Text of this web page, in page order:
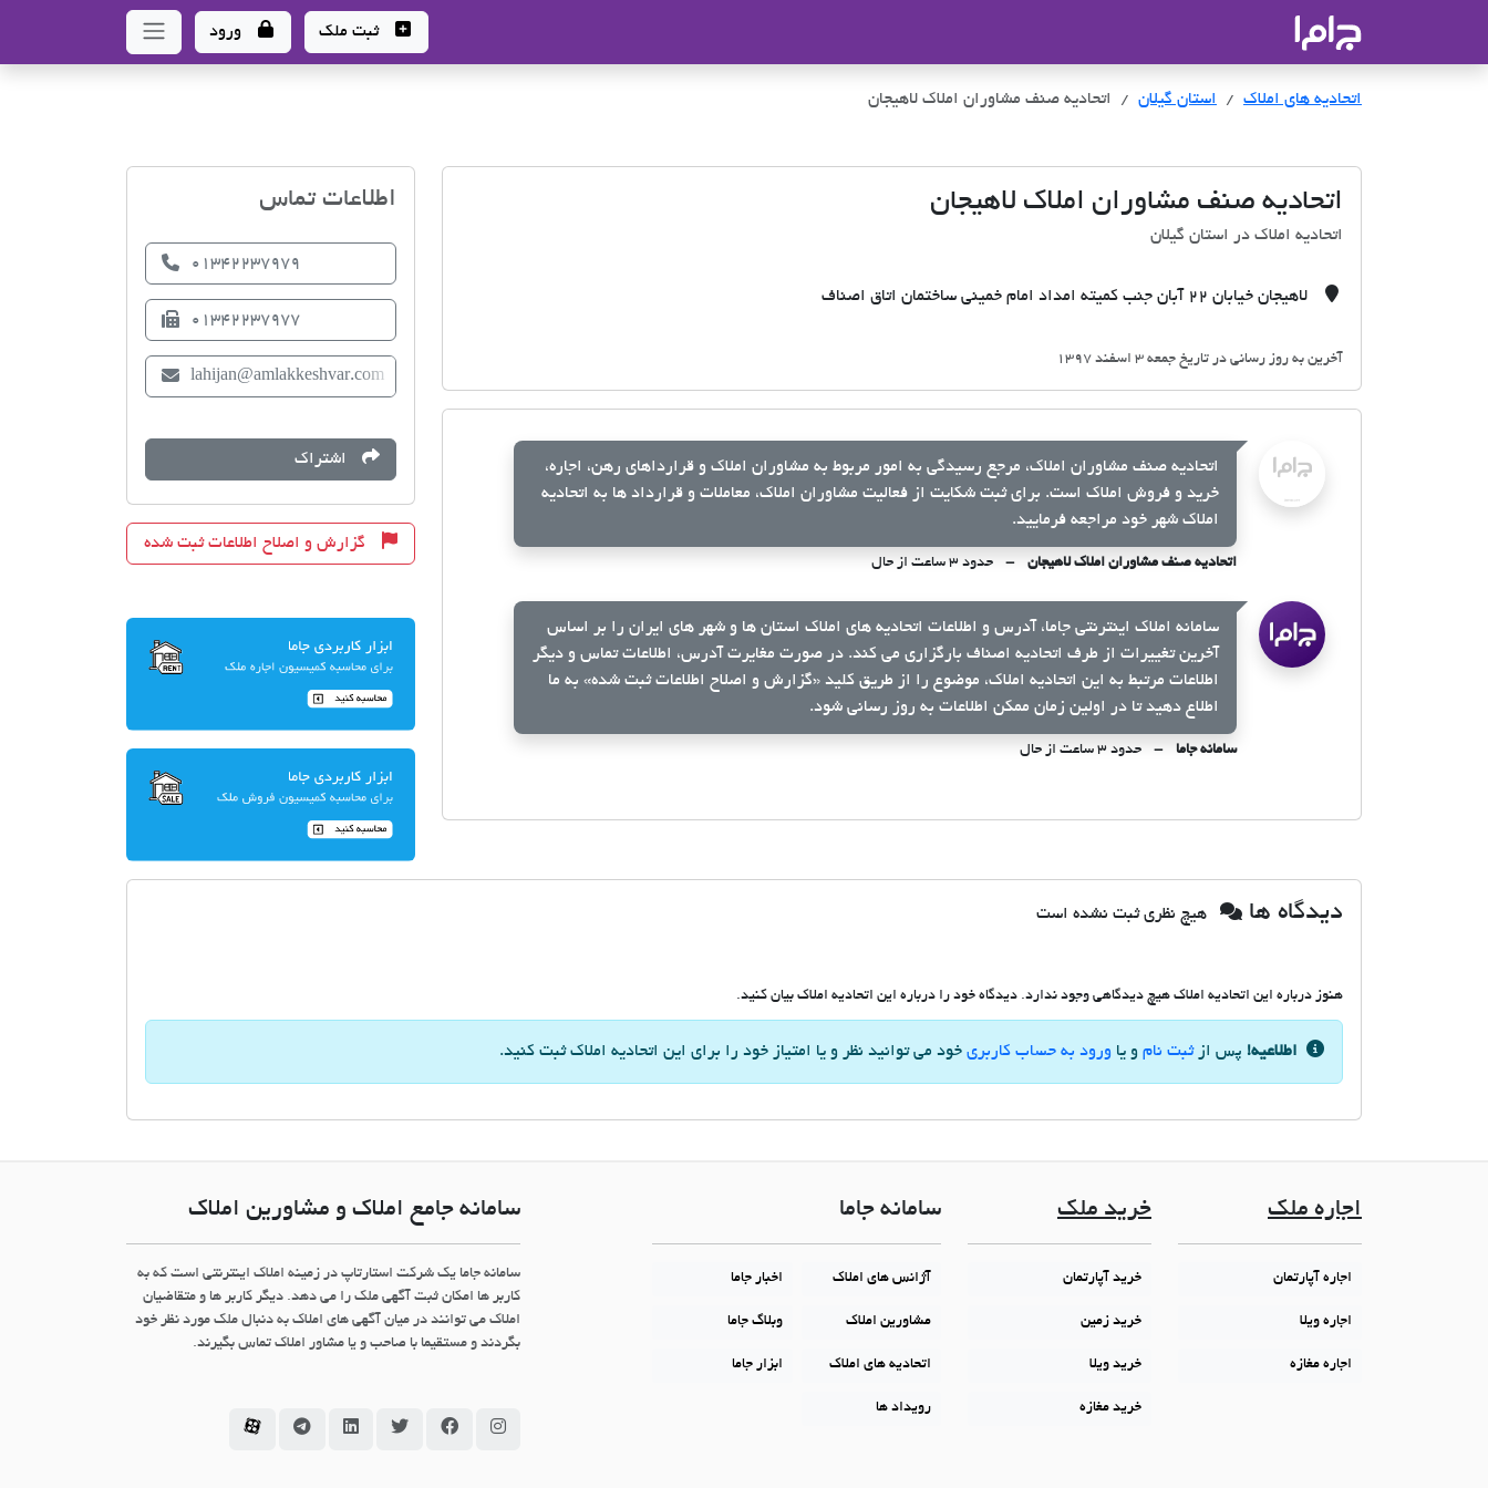
ثبت ملک ورود
اتحادیه های املاک اتحادیه های املاک
استان گیلان اتحادیه صنف مشاوران املاک لاهیجان
اتحادیه صنف مشاوران املاک لاهیجان
اتحادیه املاک در استان گیلان
لاهیجان خیابان 22 آبان جنب کمیته امداد امام خمینی ساختمان اتاق اصناف
آخرین به روز رسانی در تاریخ جمعه 3 اسفند 1397
اتحادیه صنف مشاوران املاک، مرجع رسیدگی به امور مربوط به مشاوران املاک و قرارداهای رهن، اجاره،
خرید و فروش املاک است. برای ثبت شکایت از فعالیت مشاوران املاک، معاملات و قرارداد ها به اتحادیه
املاک شهر خود مراجعه فرمایید.
اتحادیه صنف مشاوران املاک لاهیجان حدود ۳ ساعت از حال
سامانه املاک اینترنتی جاما، آدرس و اطلاعات اتحادیه های املاک استان ها و شهر های ایران را بر اساس
آخرین تغییرات از طرف اتحادیه اصناف بارگزاری می کند. در صورت مغایرت آدرس، اطلاعات تماس و دیگر
اطلاعات مرتبط به این اتحادیه املاک، موضوع را از طریق کلید «گزارش و اصلاح اطلاعات ثبت شده» به ما
اطلاع دهید تا در اولین زمان ممکن اطلاعات به روز رسانی شود.
سامانه جاما حدود ۳ ساعت از حال
اطلاعات تماس
01342237979
01342237977
lahijan@amlakkeshvar.com
اشتراک
گزارش و اصلاح اطلاعات ثبت شده
دیدگاه ها هیچ نظری ثبت نشده است
هنوز درباره این اتحادیه املاک هیچ دیدگاهی وجود ندارد. دیدگاه خود را درباره این اتحادیه املاک بیان کنید.
اطلاعیه! پس ازثبت نام و یا ورود به حساب کاربری خود می توانید نظر و یا امتیاز خود را برای این اتحادیه املاک ثبت کنید.
اجاره ملک
اجاره آپارتمان
اجاره ویلا
اجاره مغازه
خرید ملک
خرید آپارتمان
خرید زمین
خرید ویلا
خرید مغازه
سامانه جاما
آژانس های املاک اخبار جاما
مشاورین املاک وبلاگ جاما
اتحادیه های املاک ابزار جاما
رویداد ها
سامانه جامع املاک و مشاورین املاک
سامانه جاما یک شرکت استارتاپ در زمینه املاک اینترنتی است که به
کاربر ها امکان ثبت آگهی ملک را می دهد. دیگر کاربر ها و متقاضیان
املاک می توانند در میان آگهی های املاک به دنبال ملک مورد نظر خود
بگردند و مستقیما با صاحب و یا مشاور املاک تماس بگیرند.
سامانه جاما در اینستاگرام
سامانه جاما در فیسبوک
سامانه جاما در توئیتر
سامانه جاما در لینکداین
سامانه جاما در تلگرام
سامانه جاما در آپارات